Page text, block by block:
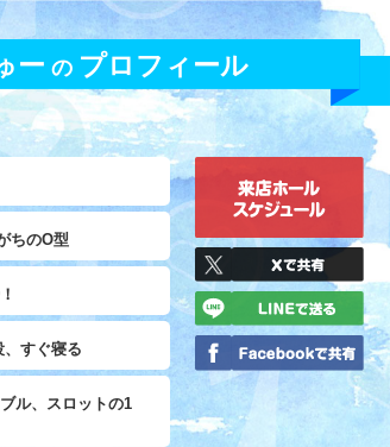
ー の プロフィール
ちのO型
、すぐ寝る
ル、スロットの1